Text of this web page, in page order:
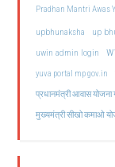
Pradhan Mantri Awas
upbhunaksha up
uwin admin login
yuva portal mp gov.in
प्रधानमंत्री आवास
मुख्यमंत्री सीखो कमाओ